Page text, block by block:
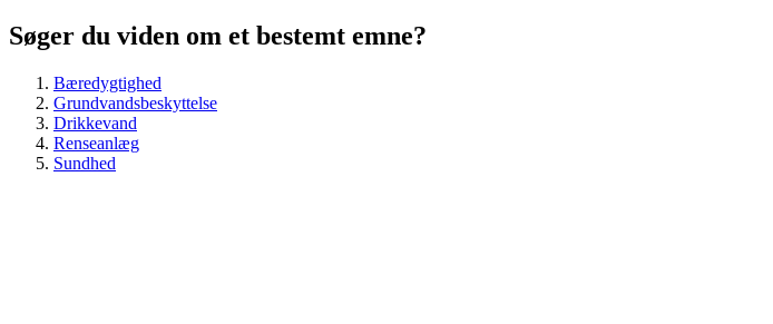
Søger du viden om et bestemt emne?
Bæredygtighed
Grundvandsbeskyttelse
Drikkevand
Renseanlæg
Sundhed